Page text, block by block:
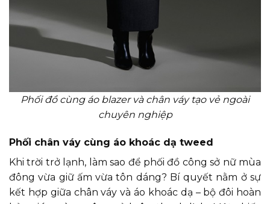
Phối đồ cùng áo blazer và chân váy tạo vẻ ngoài
chuyên nghiệp
Phối chân váy cùng áo khoác dạ tweed
Khi trời trở lạnh, làm sao để phối đồ công sở nữ mùa
đông vừa giữ ấm vừa tôn dáng? Bí quyết nằm ở sự
kết hợp giữa chân váy và áo khoác dạ – bộ đôi hoàn